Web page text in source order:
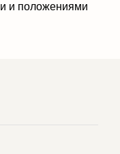
и положениями